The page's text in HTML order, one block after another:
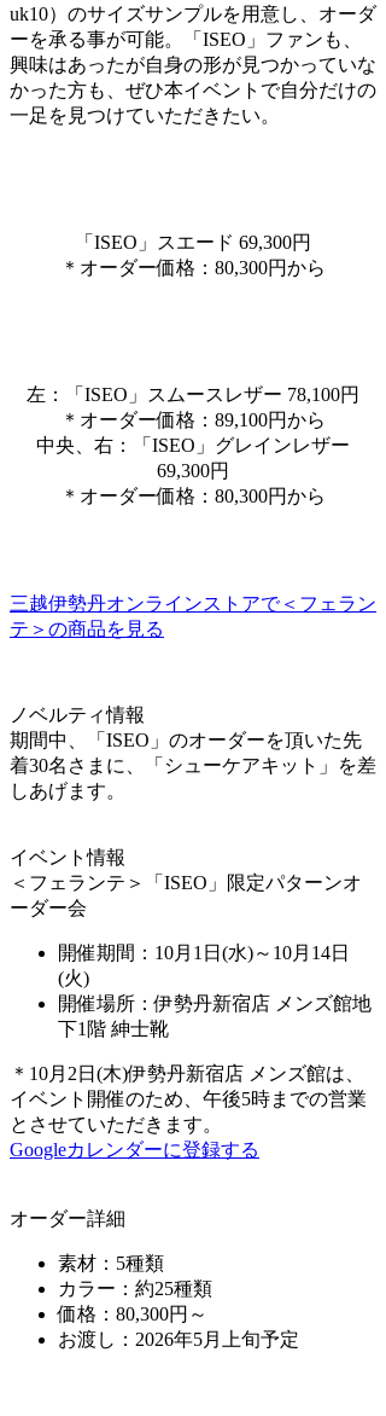
uk10）のサイズサンプルを用意し、オーダ
ーを承る事が可能。「ISEO」ファンも、
興味はあったが自身の形が見つかっていな
かった方も、ぜひ本イベントで自分だけの
一足を見つけていただきたい。
「ISEO」スエード 69,300円
＊オーダー価格：80,300円から
左：「ISEO」スムースレザー 78,100円
＊オーダー価格：89,100円から
中央、右：「ISEO」グレインレザー
69,300円
＊オーダー価格：80,300円から
三越伊勢丹オンラインストアで＜フェラン
テ＞の商品を見る
ノベルティ情報
期間中、「ISEO」のオーダーを頂いた先
着30名さまに、「シューケアキット」を差
しあげます。
イベント情報
＜フェランテ＞「ISEO」限定パターンオ
ーダー会
開催期間：10月1日(水)～10月14日
(火)
開催場所：伊勢丹新宿店 メンズ館地
下1階 紳士靴
＊10月2日(木)伊勢丹新宿店 メンズ館は、
イベント開催のため、午後5時までの営業
とさせていただきます。
Googleカレンダーに登録する
オーダー詳細
素材：5種類
カラー：約25種類
価格：80,300円～
お渡し：2026年5月上旬予定